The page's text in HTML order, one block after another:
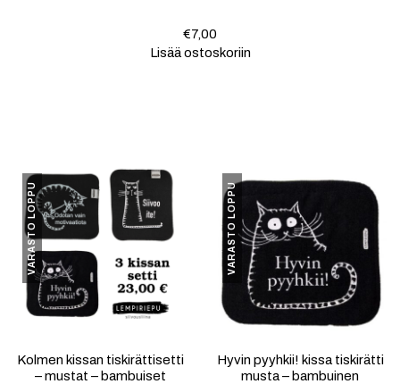
€7,00
Lisää ostoskoriin
VARASTO LOPPU
Kolmen kissan tiskirättisetti
– mustat – bambuiset
VARASTO LOPPU
Hyvin pyyhkii! kissa tiskirätti
musta – bambuinen